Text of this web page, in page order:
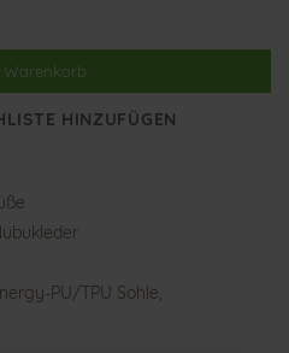
Warenkorb
HINZUFÜGEN
PU/TPU Sohle,